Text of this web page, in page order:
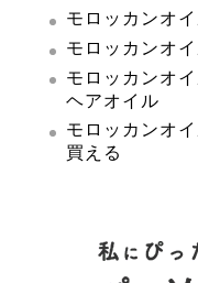
モロッカンオ
モロッカンオ
モロッカンオ
ヘアオイル
モロッカンオ
買える